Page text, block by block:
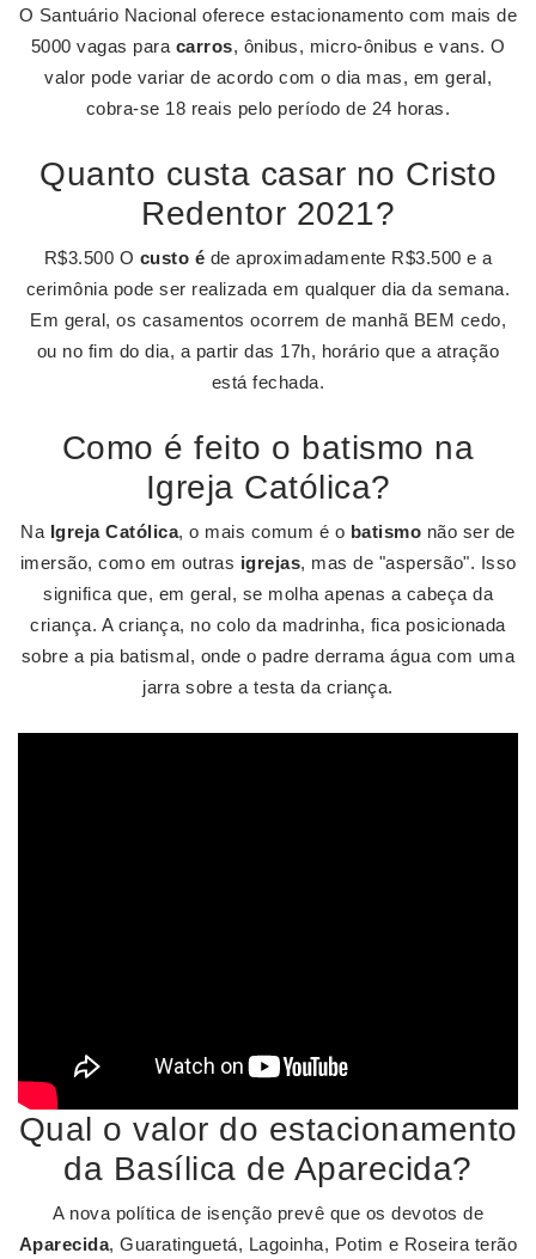
O Santuário Nacional oferece estacionamento com mais de
5000 vagas para carros, ônibus, micro-ônibus e vans. O
valor pode variar de acordo com o dia mas, em geral,
cobra-se 18 reais pelo período de 24 horas.
Quanto custa casar no Cristo
Redentor 2021?
R$3.500 O custo é de aproximadamente R$3.500 e a
cerimônia pode ser realizada em qualquer dia da semana.
Em geral, os casamentos ocorrem de manhã BEM cedo,
ou no fim do dia, a partir das 17h, horário que a atração
está fechada.
Como é feito o batismo na
Igreja Católica?
Na Igreja Católica, o mais comum é o batismo não ser de
imersão, como em outras igrejas, mas de "aspersão". Isso
significa que, em geral, se molha apenas a cabeça da
criança. A criança, no colo da madrinha, fica posicionada
sobre a pia batismal, onde o padre derrama água com uma
jarra sobre a testa da criança.
Qual o valor do estacionamento
da Basílica de Aparecida?
A nova política de isenção prevê que os devotos de
Aparecida, Guaratinguetá, Lagoinha, Potim e Roseira terão